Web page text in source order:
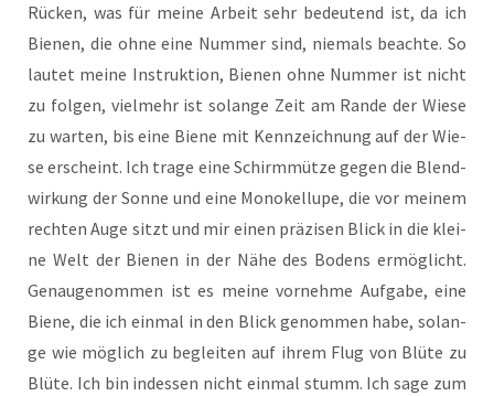
Rücken, was für mei­ne Arbeit sehr bedeu­tend ist, da ich
Bie­nen, die ohne eine Num­mer sind, nie­mals beach­te. So
lau­tet mei­ne Instruk­ti­on, Bie­nen ohne Num­mer ist nicht
zu fol­gen, viel­mehr ist solan­ge Zeit am Ran­de der Wie­se
zu war­ten, bis eine Bie­ne mit Kenn­zeich­nung auf der Wie­
se erscheint. Ich tra­ge eine Schirm­müt­ze gegen die Blend­
wir­kung der Son­ne und eine Mon­okel­lu­pe, die vor mei­nem
rech­ten Auge sitzt und mir einen prä­zi­sen Blick in die klei­
ne Welt der Bie­nen in der Nähe des Bodens ermög­licht.
Genau­ge­nom­men ist es mei­ne vor­neh­me Auf­ga­be, eine
Bie­ne, die ich ein­mal in den Blick genom­men habe, solan­
ge wie mög­lich zu beglei­ten auf ihrem Flug von Blü­te zu
Blü­te. Ich bin indes­sen nicht ein­mal stumm. Ich sage zum